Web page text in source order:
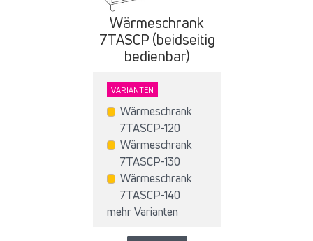
Wärmeschrank
7TASCP (beidseitig
bedienbar)
VARIANTEN
Wärmeschrank
7TASCP-120
Wärmeschrank
7TASCP-130
Wärmeschrank
7TASCP-140
mehr Varianten